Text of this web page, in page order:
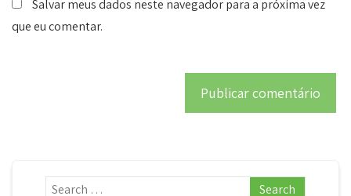
Salvar meus dados neste navegador para a próxima vez
que eu comentar.